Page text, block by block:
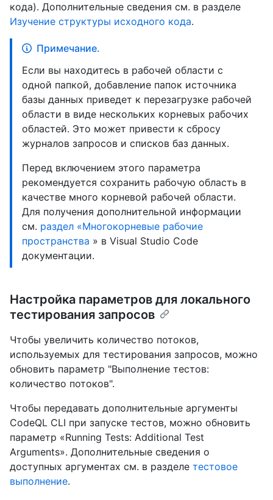
кода). Дополнительные сведения см. в разделе
Изучение структуры исходного кода.
Примечание.
Если вы находитесь в рабочей области с
одной папкой, добавление папок источника
базы данных приведет к перезагрузке рабочей
области в виде нескольких корневых рабочих
областей. Это может привести к сбросу
журналов запросов и списков баз данных.
Перед включением этого параметра
рекомендуется сохранить рабочую область в
качестве много корневой рабочей области.
Для получения дополнительной информации
см. раздел «Многокорневые рабочие
пространства » в Visual Studio Code
документации.
Настройка параметров для локального
тестирования запросов
Чтобы увеличить количество потоков,
используемых для тестирования запросов, можно
обновить параметр "Выполнение тестов:
количество потоков".
Чтобы передавать дополнительные аргументы
CodeQL CLI при запуске тестов, можно обновить
параметр «Running Tests: Additional Test
Arguments». Дополнительные сведения о
доступных аргументах см. в разделе тестовое
выполнение.